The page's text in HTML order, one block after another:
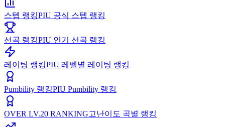
스텝 랭킹PIU 공식 스텝 랭킹
선곡 랭킹PIU 인기 선곡 랭킹
레이팅 랭킹PIU 레벨별 레이팅 랭킹
Pumbility 랭킹PIU Pumbility 랭킹
OVER LV.20 RANKING고난이도 곡별 랭킹